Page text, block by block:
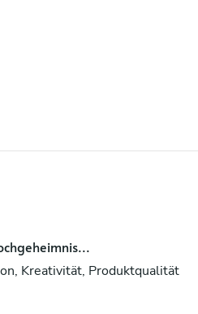
Kreativität, Produktqualität